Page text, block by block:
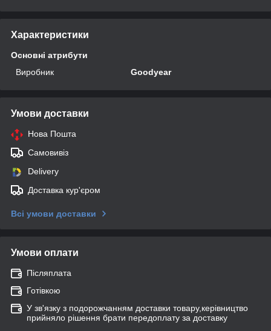
Характеристики
Основні атрибути
Виробник
Goodyear
Умови доставки
Нова Пошта
Самовивіз
Delivery
Доставка кур'єром
Всі умови доставки
Умови оплати
Післяплата
Готівкою
У зв'язку з подорожчанням доставки товару,керівництво
прийняло рішення брати передоплату за доставку